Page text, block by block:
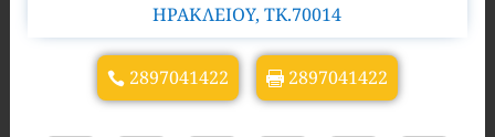
ΗΡΑΚΛΕΙΟΥ, TK.70014
2897041422 2897041422